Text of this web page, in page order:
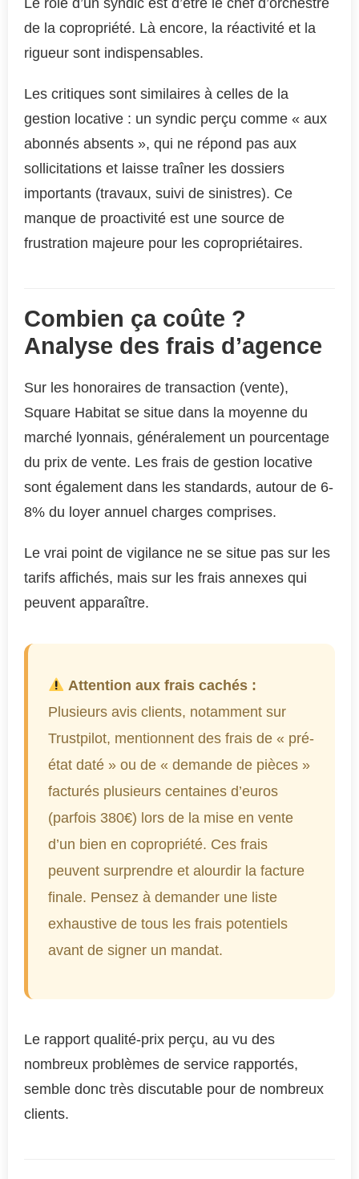
Le rôle d’un syndic est d’être le chef d’orchestre
de la copropriété. Là encore, la réactivité et la
rigueur sont indispensables.
Les critiques sont similaires à celles de la
gestion locative : un syndic perçu comme « aux
abonnés absents », qui ne répond pas aux
sollicitations et laisse traîner les dossiers
importants (travaux, suivi de sinistres). Ce
manque de proactivité est une source de
frustration majeure pour les copropriétaires.
Combien ça coûte ?
Analyse des frais d’agence
Sur les honoraires de transaction (vente),
Square Habitat se situe dans la moyenne du
marché lyonnais, généralement un pourcentage
du prix de vente. Les frais de gestion locative
sont également dans les standards, autour de 6-
8% du loyer annuel charges comprises.
Le vrai point de vigilance ne se situe pas sur les
tarifs affichés, mais sur les frais annexes qui
peuvent apparaître.
Attention aux frais cachés :
Plusieurs avis clients, notamment sur
Trustpilot, mentionnent des frais de « pré-
état daté » ou de « demande de pièces »
facturés plusieurs centaines d’euros
(parfois 380€) lors de la mise en vente
d’un bien en copropriété. Ces frais
peuvent surprendre et alourdir la facture
finale. Pensez à demander une liste
exhaustive de tous les frais potentiels
avant de signer un mandat.
Le rapport qualité-prix perçu, au vu des
nombreux problèmes de service rapportés,
semble donc très discutable pour de nombreux
clients.